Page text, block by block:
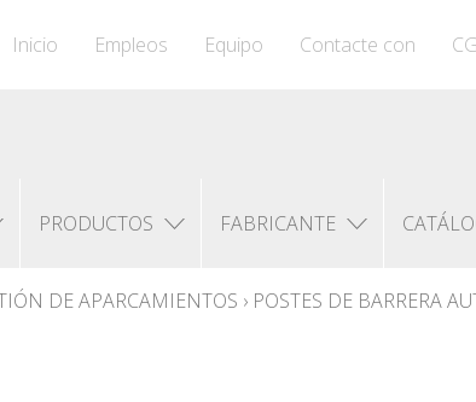
Inicio Empleos Equipo Contacte con
PRODUCTOS FABRICANTE
DE APARCAMIENTOS › POSTES DE BARRERA